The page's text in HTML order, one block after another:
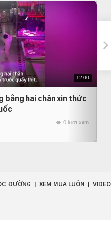
12:00
bằng hai chân xin thức
0 lượt xem
ĐƯỜNG XEM MUA LUÔN VIDEO